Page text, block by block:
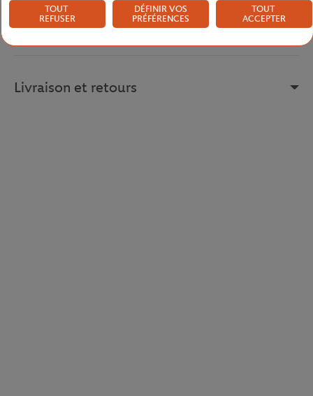
Caractéristiques
Livraison et retours
TOUT
REFUSER
DÉFINIR VOS
PRÉFÉRENCES
TOUT
ACCEPTER